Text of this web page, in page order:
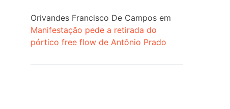
Orivandes Francisco De Campos em
Manifestação pede a retirada do
pórtico free flow de Antônio Prado